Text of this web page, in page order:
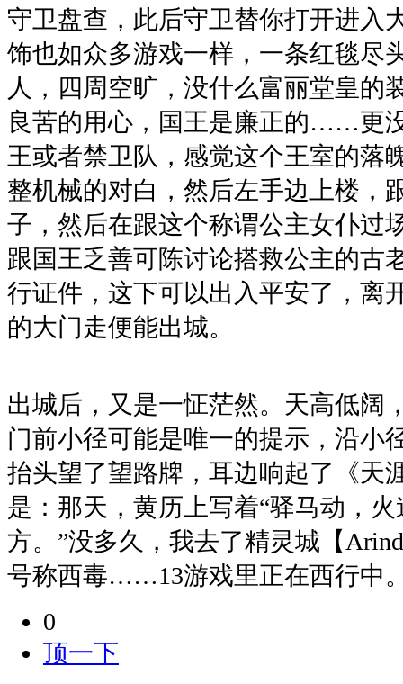
守卫盘查，此后守卫替你打开进入
饰也如众多游戏一样，一条红毯尽
人，四周空旷，没什么富丽堂皇的
良苦的用心，国王是廉正的……更
王或者禁卫队，感觉这个王室的落
整机械的对白，然后左手边上楼，
子，然后在跟这个称谓公主女仆过
跟国王乏善可陈讨论搭救公主的古
行证件，这下可以出入平安了，离
的大门走便能出城。
出城后，又是一怔茫然。天高低阔
门前小径可能是唯一的提示，沿小
抬头望了望路牌，耳边响起了《天
是：那天，黄历上写着“驿马动，
方。”没多久，我去了精灵城【
号称西毒……13游戏里正在西行中
0
顶一下